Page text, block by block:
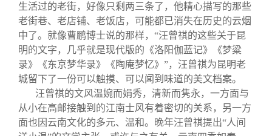
生活过的老街，好像只剩两三条了，他精心描写的那些
老街巷、老店铺、老饭店，可能都已消失在历史的云烟
中了。就像曹鹏博士说的那样，“汪曾祺的这些关于昆
明的文字，几乎就是现代版的《洛阳伽蓝记》《梦粱
录》《东京梦华录》《陶庵梦忆》”，汪曾祺为昆明老
城留下了一份可以触摸、可以闻到味道的美文档案。
汪曾祺的文风温婉而娟秀，清新而隽永，一方面与
从小在高邮接触到的江南士风有着密切的关系，另一方
面也因云南文化的多元、温和。晚年汪曾祺提出“人间